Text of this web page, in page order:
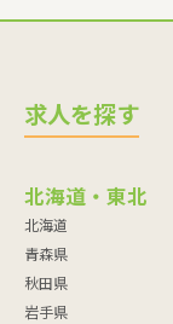
求人を探す
北海道・東北
北海道
青森県
秋田県
岩手県